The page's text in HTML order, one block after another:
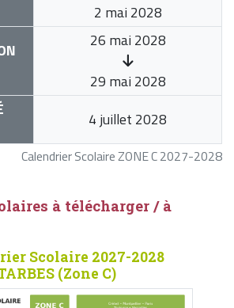
Calendrier Scolaire ZONE C 2027-2028
2 mai 2028
26 mai 2028
29 mai 2028
4 juillet 2028
à télécharger / à
Scolaire 2027-2028
(Zone C)